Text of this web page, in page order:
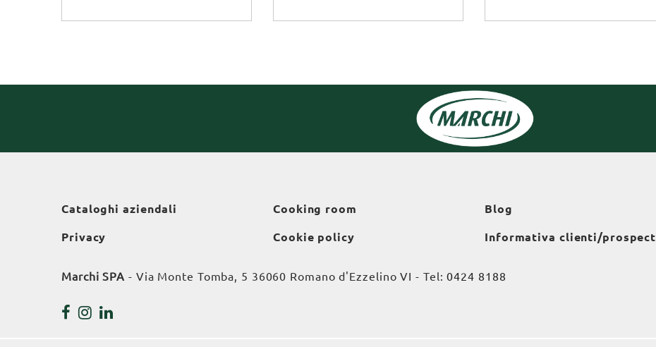
Cataloghi aziendali
Privacy
Cooking room
Cookie policy
Blog
Informativa clienti/prospect
Marchi SPA - Via Monte Tomba, 5 36060 Romano d'Ezzelino VI - Tel:0424 8188